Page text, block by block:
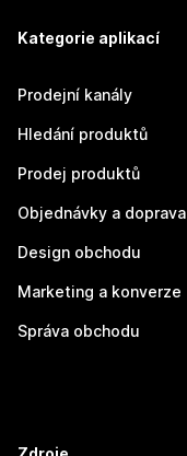
Kategorie aplikací
Prodejní kanály
Hledání produktů
Prodej produktů
Objednávky a doprava
Design obchodu
Marketing a konverze
Správa obchodu